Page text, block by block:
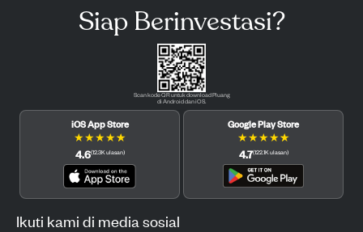
Siap Berinvestasi?
Scan kode QR untuk download Pluang
di Android dan iOS.
iOS App Store
★★★★★
4.6(12.3Kulasan)
Google Play Store
★★★★★
4.7(122.1Kulasan)
Ikuti kami di media sosial